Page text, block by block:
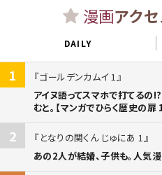
漫画アク
DAILY
1
ゴールデンカムイ 1
アイヌ語ってスマホで打てるの
むと。【マンガでひらく歴史の扉
2
となりの関くん じゅにあ 1
あの2人が結婚、子供も。人気